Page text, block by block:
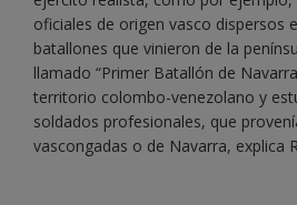
oficiales de origen vasco dispersos
batallones que vinieron de la
llamado “Primer Batallón de
territorio colombo-venezolano y
soldados profesionales, que
vascongadas o de Navarra, explica